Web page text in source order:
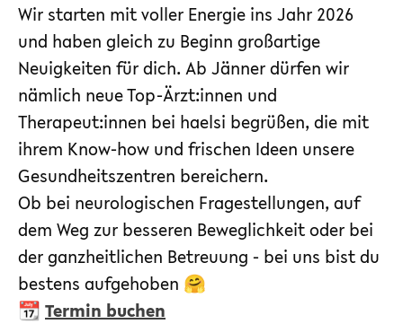
Wir starten mit voller Energie ins Jahr 2026
und haben gleich zu Beginn großartige
Neuigkeiten für dich. Ab Jänner dürfen wir
nämlich neue Top-Ärzt:innen und
Therapeut:innen bei haelsi begrüßen, die mit
ihrem Know-how und frischen Ideen unsere
Gesundheitszentren bereichern.
Ob bei neurologischen Fragestellungen, auf
dem Weg zur besseren Beweglichkeit oder bei
der ganzheitlichen Betreuung - bei uns bist du
bestens aufgehoben 🤗
📆 Termin buchen